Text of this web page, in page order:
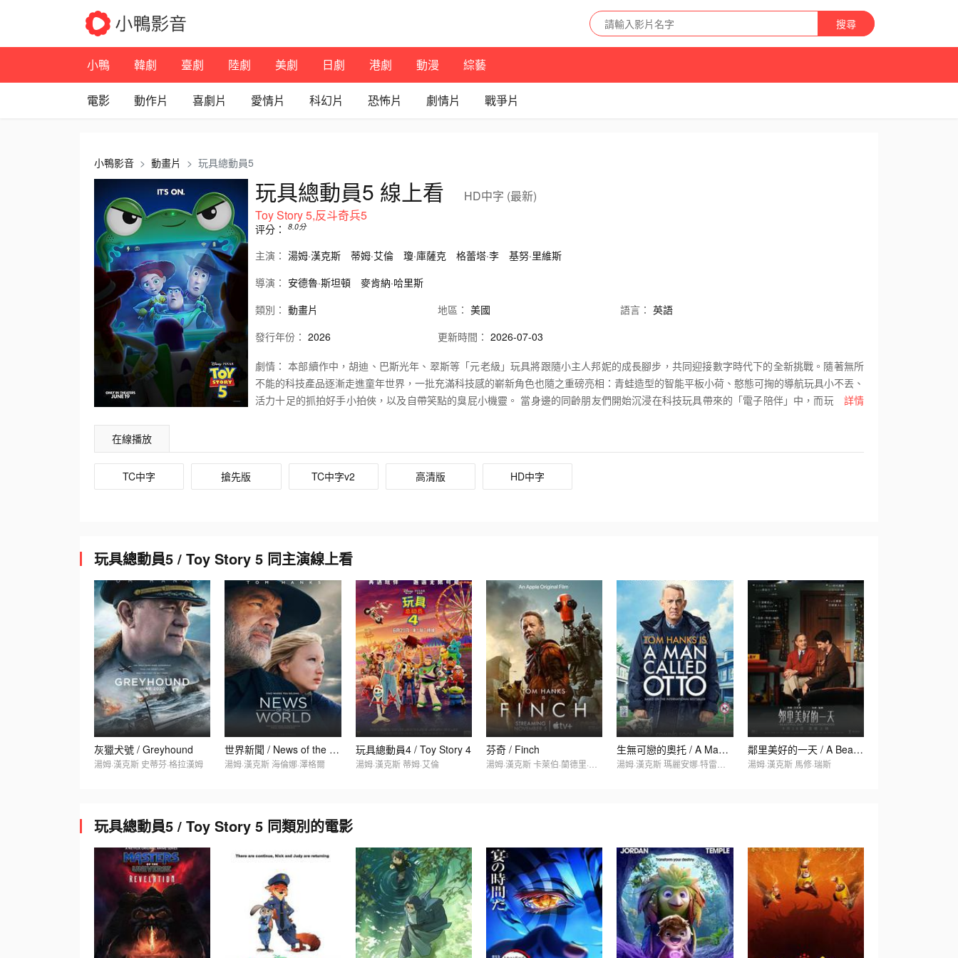
搜尋
小鴨 韓劇 臺劇 陸劇 美劇 日劇 港劇 動漫 綜藝
電影 動作片 喜劇片 愛情片 科幻片 恐怖片 劇情片 戰爭片
小鴨影音 動畫片 玩具總動員5
玩具總動員5 線上看
HD中字 (最新)
Toy Story 5,反斗奇兵5
评分： 8.0分
主演： 湯姆·漢克斯 蒂姆·艾倫 瓊·庫薩克 格蕾塔·李
基努·里維斯
導演： 安德魯·斯坦頓
麥肯納·哈里斯
類別： 動畫片 地區： 美國 語言： 英語
發行年份： 2026 更新時間： 2026-07-03
劇情： 本部續作中，胡迪、巴斯光年、翠斯等「元老級」玩具將跟隨小主人邦妮的成長腳步，共同迎接數字時代下的全新挑戰。隨著無所
不能的科技產品逐漸走進童年世界，一批充滿科技感的嶄新角色也隨之重磅亮相：青蛙造型的智能平板小荷、憨態可掬的導航玩具小不丟、
活力十足的抓拍好手小拍俠，以及自帶笑點的臭屁小機靈。 當身邊的同齡朋友們開始沉浸在科技玩具帶來的「電子陪伴」中，而玩具夥伴
詳情
在線播放
TC中字 搶先版 TC中字v2 高清版 HD中字
玩具總動員5 / Toy Story 5 同主演線上看
灰獵犬號 / Greyhound
湯姆·漢克斯 史蒂芬·格拉漢姆
世界新聞 / News of the World
湯姆·漢克斯 海倫娜·澤格爾
玩具總動員4 / Toy Story 4
湯姆·漢克斯 蒂姆·艾倫
芬奇 / Finch
湯姆·漢克斯 卡萊伯·蘭德里·瓊斯
生無可戀的奧托 / A Man Called Otto
湯姆·漢克斯 瑪麗安娜·特雷維尼
鄰里美好的一天 / A Beautiful Day in the Neighborhood
湯姆·漢克斯 馬修·瑞斯
玩具總動員5 / Toy Story 5 同類別的電影